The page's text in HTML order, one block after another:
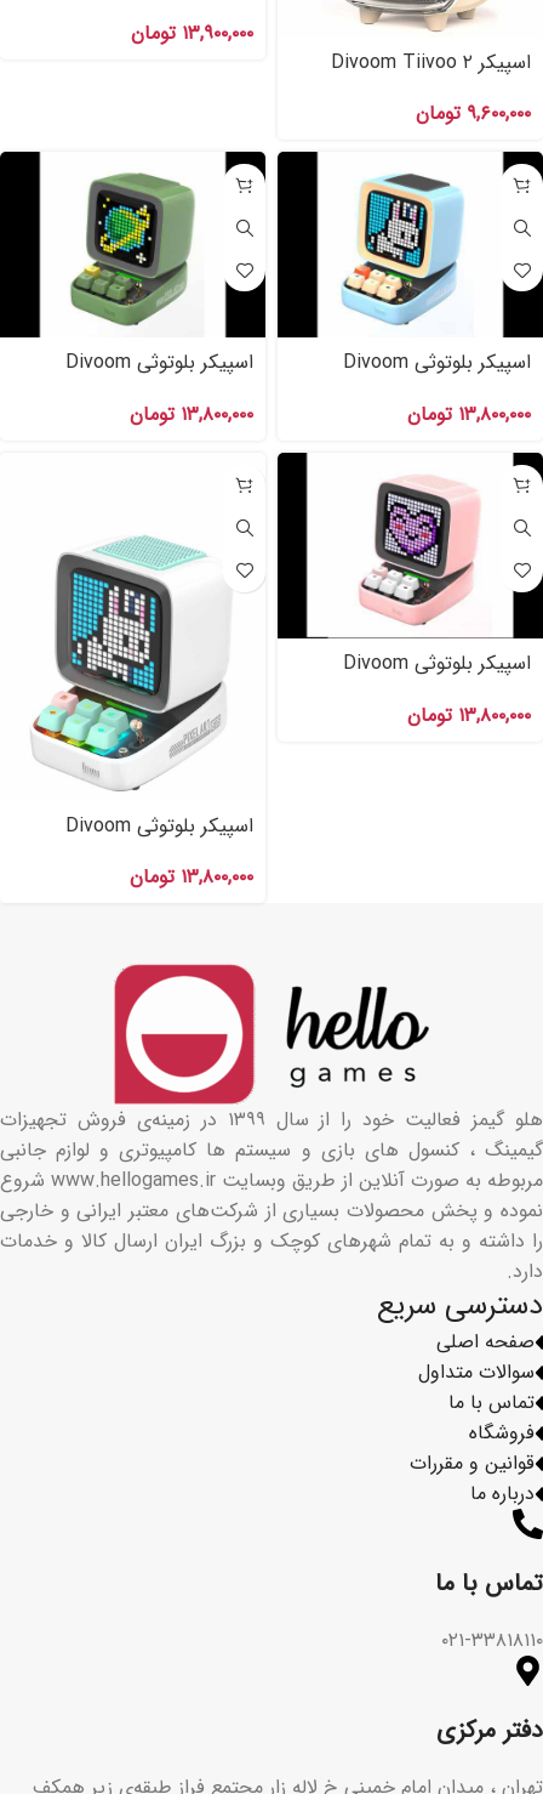
اسپیکر Divoom Tiivoo ۲
۹,۶۰۰,۰۰۰ تومان
۱۳,۹۰۰,۰۰۰ تومان
اسپیکر بلوتوثی Divoom
۱۳,۸۰۰,۰۰۰ تومان
اسپیکر بلوتوثی Divoom
۱۳,۸۰۰,۰۰۰ تومان
اسپیکر بلوتوثی Divoom
۱۳,۸۰۰,۰۰۰ تومان
اسپیکر بلوتوثی Divoom
۱۳,۸۰۰,۰۰۰ تومان
تماس با ما​
۰۲۱-۳۳۸۱۸۱۱۰
دفتر مرکزی
تهران ، میدان امام خمینی خ لاله زار مجتمع فراز طبقه‌ی زیر همکف
فروشگاه
قوانین و مقررات
درباره ما
دسترسی سریع
صفحه اصلی
سوالات متداول
تماس با ما
هلو گیمز فعالیت خود را از سال ۱۳۹۹ در زمینه‌ی فروش تجهیزات
گیمینگ ، کنسول های بازی و سیستم ها کامپیوتری و لوازم جانبی
مربوطه به صورت آنلاین از طریق وبسایت www.hellogames.ir شروع
نموده و پخش محصولات بسیاری از شرکت‌های معتبر ایرانی و خارجی
را داشته و به تمام شهرهای کوچک و بزرگ ایران ارسال کالا و خدمات
دارد.